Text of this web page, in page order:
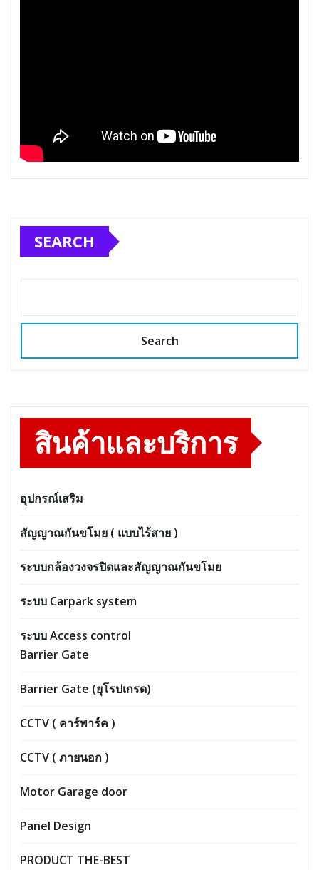
SEARCH
Search
สินค้าและบริการ
อุปกรณ์เสริม
สัญญาณกันขโมย ( แบบไร้สาย )
ระบบกล้องวงจรปิดและสัญญาณกันขโมย
ระบบ Carpark system
ระบบ Access control
Barrier Gate
Barrier Gate (ยุโรปเกรด)
CCTV ( คาร์พาร์ค )
CCTV ( ภายนอก )
Motor Garage door
Panel Design
PRODUCT THE-BEST